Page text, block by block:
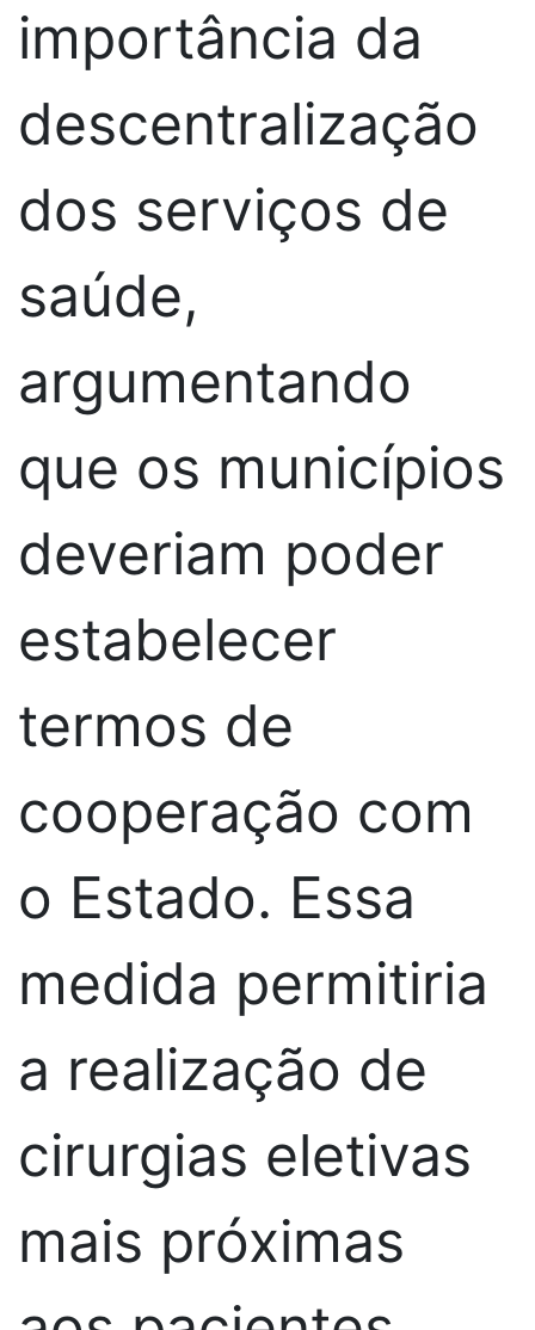
importância da
descentralização
dos serviços de
saúde,
argumentando
que os municípios
deveriam poder
estabelecer
termos de
cooperação com
o Estado. Essa
medida permitiria
a realização de
cirurgias eletivas
mais próximas